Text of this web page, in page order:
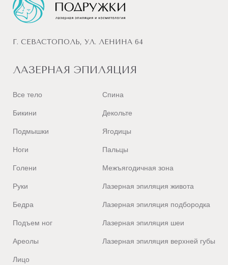
Г. СЕВАСТОПОЛЬ, УЛ. ЛЕНИНА 64
ЛАЗЕРНАЯ ЭПИЛЯЦИЯ
Все тело
Бикини
Подмышки
Ноги
Голени
Руки
Бедра
Подъем ног
Ареолы
Лицо
Спина
Декольте
Ягодицы
Пальцы
Межъягодичная зона
Лазерная эпиляция живота
Лазерная эпиляция подбородка
Лазерная эпиляция шеи
Лазерная эпиляция верхней губы